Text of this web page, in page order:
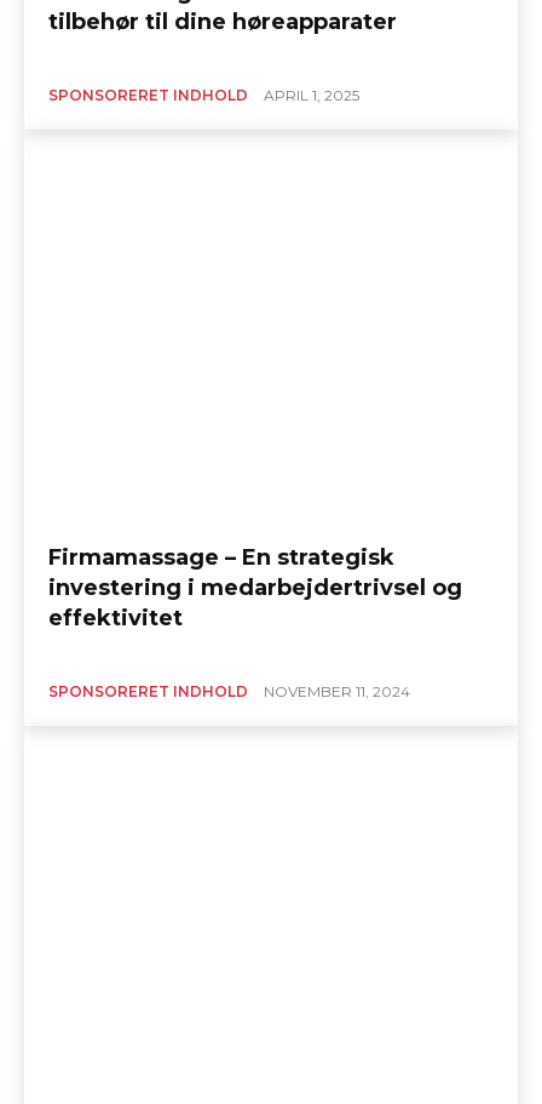
tilbehør til dine høreapparater
SPONSORERET INDHOLD APRIL 1, 2025
Firmamassage – En strategisk
investering i medarbejdertrivsel og
effektivitet
SPONSORERET INDHOLD NOVEMBER 11, 2024